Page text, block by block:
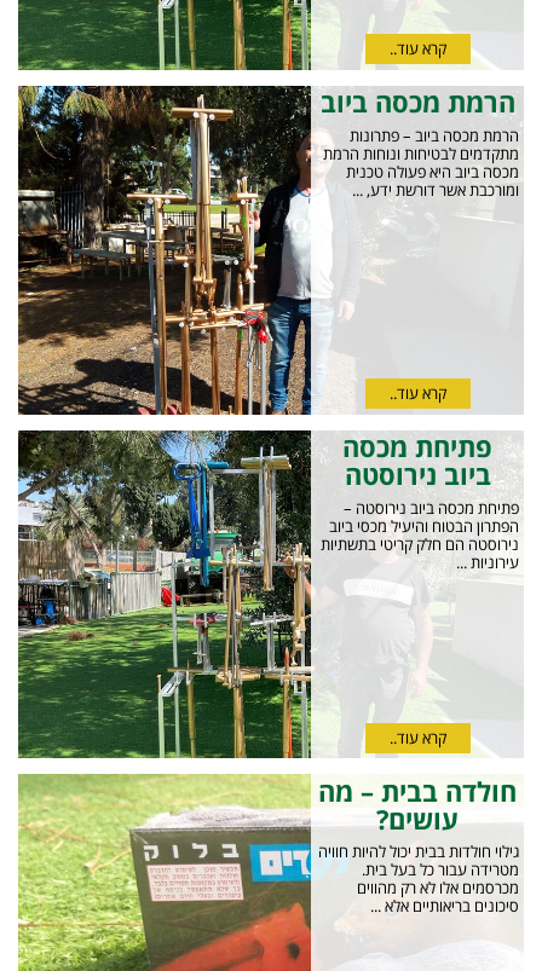
קרא עוד..
הרמת מכסה ביוב
הרמת מכסה ביוב – פתרונות
מתקדמים לבטיחות ונוחות הרמת
מכסה ביוב היא פעולה טכנית
ומורכבת אשר דורשת ידע, ...
קרא עוד..
פתיחת מכסה
ביוב נירוסטה
פתיחת מכסה ביוב נירוסטה –
הפתרון הבטוח והיעיל מכסי ביוב
נירוסטה הם חלק קריטי בתשתיות
עירוניות ...
קרא עוד..
חולדה בבית – מה
עושים?
גילוי חולדות בבית יכול להיות חוויה
מטרידה עבור כל בעל בית.
מכרסמים אלו לא רק מהווים
סיכונים בריאותיים אלא ...